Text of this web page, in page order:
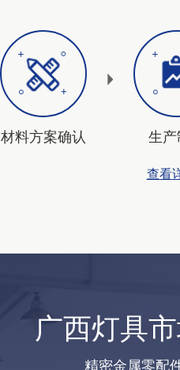
材料方案确认 生产
查看
广西灯具
精密金属零配